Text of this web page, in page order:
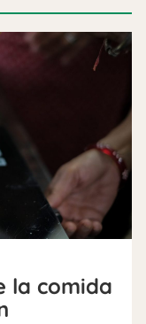
la comida